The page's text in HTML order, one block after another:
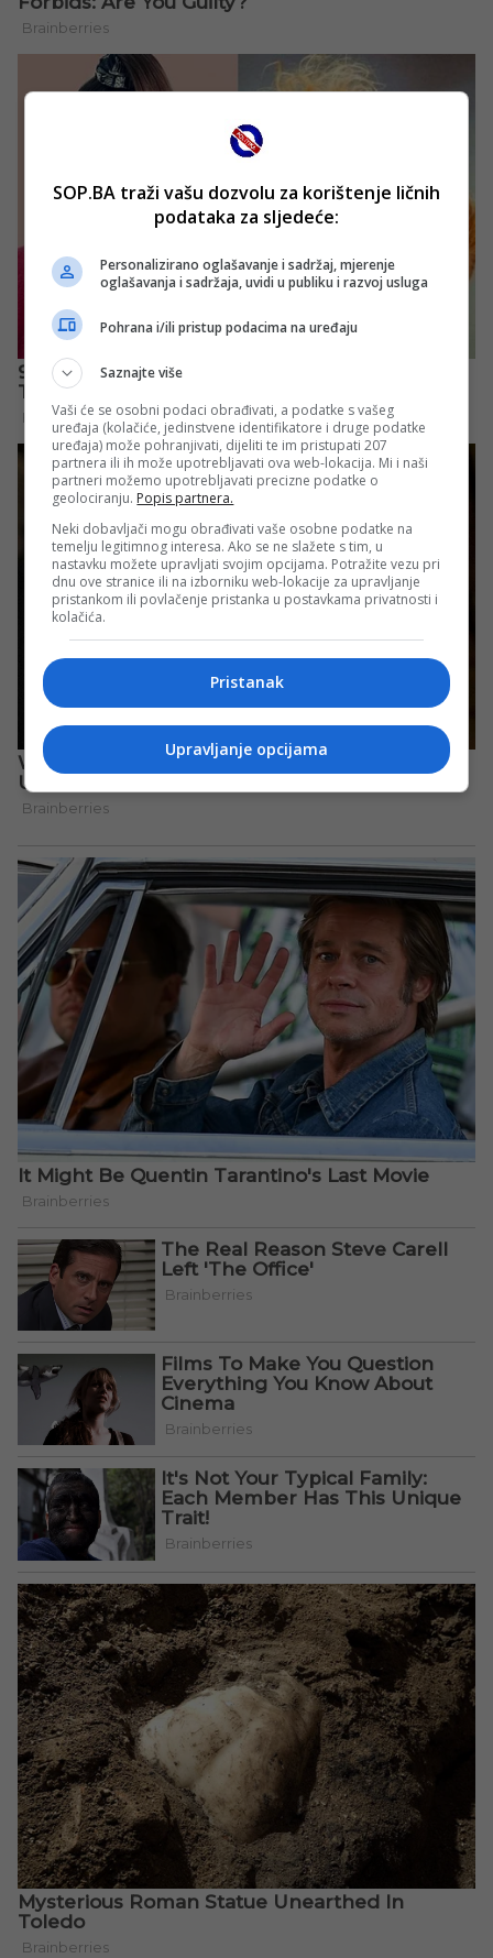
SOP.BA traži vašu dozvolu za korištenje ličnih
podataka za sljedeće:
Personalizirano oglašavanje i sadržaj, mjerenje
oglašavanja i sadržaja, uvidi u publiku i razvoj usluga
Pohrana i/ili pristup podacima na uređaju
Saznajte više
Vaši će se osobni podaci obrađivati, a podatke s vašeg
uređaja (kolačiće, jedinstvene identifikatore i druge podatke
uređaja) može pohranjivati, dijeliti te im pristupati 207
partnera ili ih može upotrebljavati ova web-lokacija. Mi i naši
partneri možemo upotrebljavati precizne podatke o
geolociranju. Popis partnera.
Neki dobavljači mogu obrađivati vaše osobne podatke na
temelju legitimnog interesa. Ako se ne slažete s tim, u
nastavku možete upravljati svojim opcijama. Potražite vezu pri
dnu ove stranice ili na izborniku web-lokacije za upravljanje
pristankom ili povlačenje pristanka u postavkama privatnosti i
kolačića.
Pristanak
Upravljanje opcijama